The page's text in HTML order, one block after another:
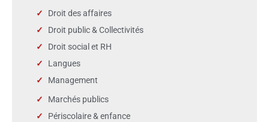
Droit des affaires
Droit public & Collectivités
Droit social et RH
Langues
Management
Marchés publics
Périscolaire & enfance